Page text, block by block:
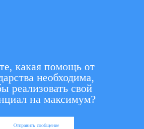
какая помощь от
необходима,
реализовать свой
на максимум?
Отправить сообщение